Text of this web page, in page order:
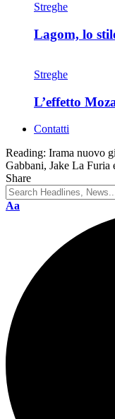
Streghe
Lagom, lo
Streghe
L’effetto
Contatti
Reading: Irama nuovo
Gabbani, Jake La Furia
Share
Aa